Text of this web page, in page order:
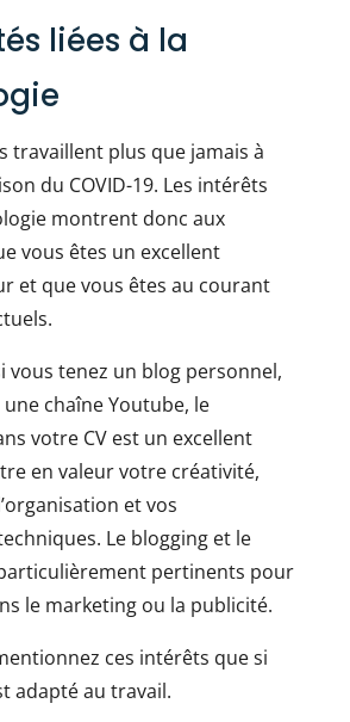
liées à la
travaillent plus que jamais à
du COVID-19. Les intérêts
montrent donc aux
vous êtes un excellent
et que vous êtes au courant
vous tenez un blog personnel,
chaîne Youtube, le
votre CV est un excellent
en valeur votre créativité,
et vos
Le blogging et le
pertinents pour
le marketing ou la publicité.
ces intérêts que si
adapté au travail.